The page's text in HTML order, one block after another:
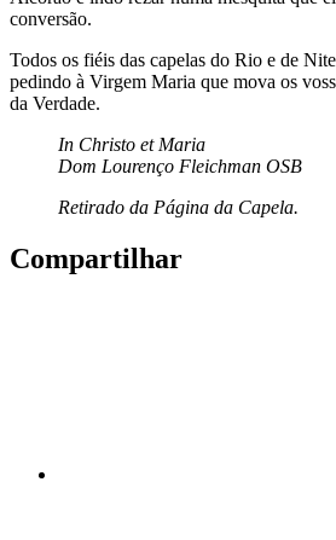
conversão.
Todos os fiéis das capelas do Rio e de
pedindo à Virgem Maria que mova os
da Verdade.
In Christo et Maria
Dom Lourenço Fleichman OSB
Retirado da Página da Capela.
Compartilhar